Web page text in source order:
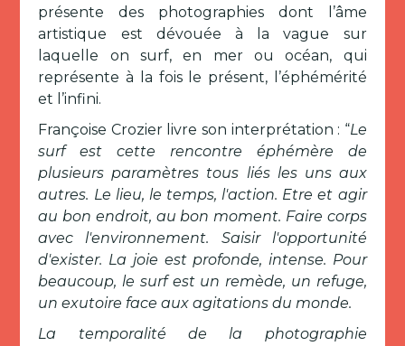
présente des photographies dont l’âme
artistique est dévouée à la vague sur
laquelle on surf, en mer ou océan, qui
représente à la fois le présent, l’éphémérité
et l’infini.
Françoise Crozier livre son interprétation : “Le
surf est cette rencontre éphémère de
plusieurs paramètres tous liés les uns aux
autres. Le lieu, le temps, l'action. Etre et agir
au bon endroit, au bon moment. Faire corps
avec l'environnement. Saisir l'opportunité
d'exister. La joie est profonde, intense. Pour
beaucoup, le surf est un remède, un refuge,
un exutoire face aux agitations du monde.
La temporalité de la photographie